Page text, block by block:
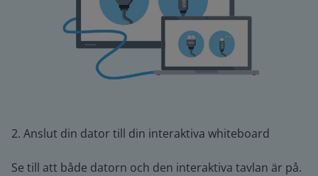
2. Anslut din dator till din interaktiva whiteboard
Se till att både datorn och den interaktiva tavlan är på.